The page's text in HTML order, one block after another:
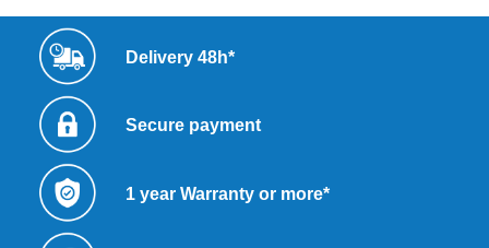
Delivery 48h*
Secure payment
1 year Warranty or more*